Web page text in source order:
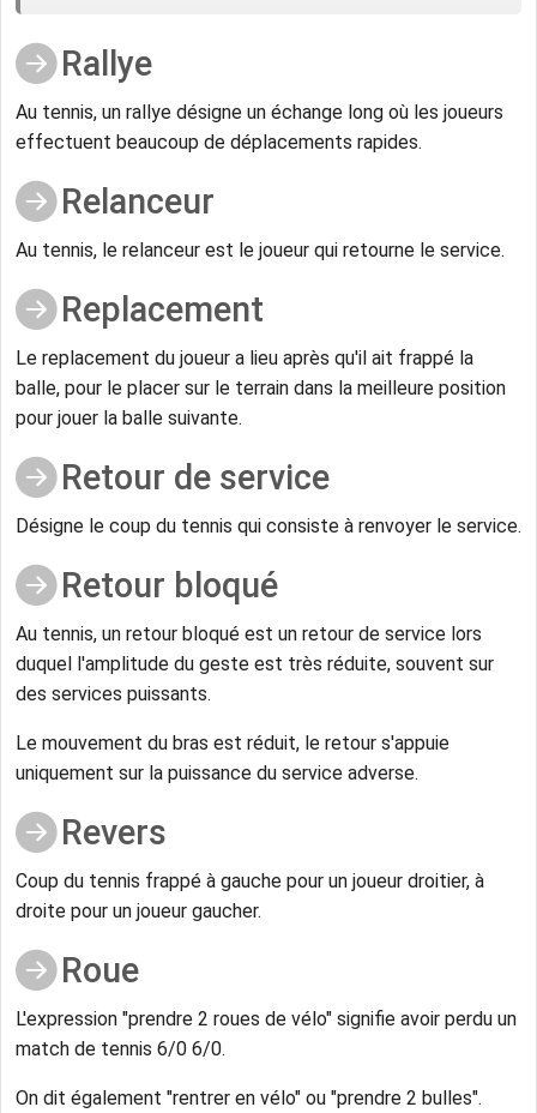
Rallye
Au tennis, un rallye désigne un échange long où les joueurs
effectuent beaucoup de déplacements rapides.
Relanceur
Au tennis, le relanceur est le joueur qui retourne le service.
Replacement
Le replacement du joueur a lieu après qu'il ait frappé la
balle, pour le placer sur le terrain dans la meilleure position
pour jouer la balle suivante.
Retour de service
Désigne le coup du tennis qui consiste à renvoyer le service.
Retour bloqué
Au tennis, un retour bloqué est un retour de service lors
duquel l'amplitude du geste est très réduite, souvent sur
des services puissants.
Le mouvement du bras est réduit, le retour s'appuie
uniquement sur la puissance du service adverse.
Revers
Coup du tennis frappé à gauche pour un joueur droitier, à
droite pour un joueur gaucher.
Roue
L'expression "prendre 2 roues de vélo" signifie avoir perdu un
match de tennis 6/0 6/0.
On dit également "rentrer en vélo" ou "prendre 2 bulles".